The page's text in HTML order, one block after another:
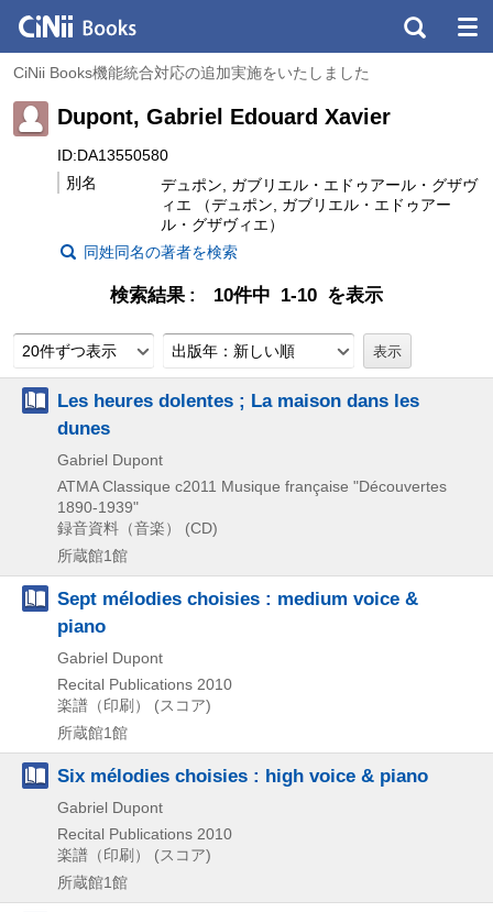
CiNii Books機能統合対応の追加実施をいたしました
Dupont, Gabriel Edouard Xavier
ID:DA13550580
別名
デュポン, ガブリエル・エドゥアール・グザヴ
ィエ （デュポン, ガブリエル・エドゥアー
ル・グザヴィエ）
同姓同名の著者を検索
検索結果 10件中 1-10 を表示
20件ずつ表示 出版年：新しい順
Les heures dolentes ; La maison dans les
dunes
Gabriel Dupont
ATMA Classique c2011 Musique française "Découvertes
1890-1939"
録音資料（音楽） (CD)
所蔵館1館
Sept mélodies choisies : medium voice &
piano
Gabriel Dupont
Recital Publications 2010
楽譜（印刷） (スコア)
所蔵館1館
Six mélodies choisies : high voice & piano
Gabriel Dupont
Recital Publications 2010
楽譜（印刷） (スコア)
所蔵館1館